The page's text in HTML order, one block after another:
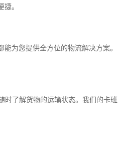
。
为您提供全方位的物流解决方案。
时了解货物的运输状态。我们的卡班